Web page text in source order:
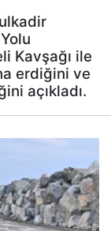
Kavşağı ile
erdiğini ve
açıkladı.